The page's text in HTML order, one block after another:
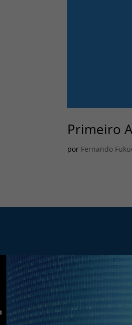
Primeiro
por Fernando